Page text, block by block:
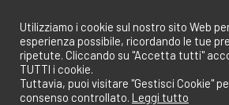
contenuto
Utilizziamo i cookie sul nostro sito Web
esperienza possibile, ricordando le tue
ripetute. Cliccando su "Accetta tutti"
TUTTI i cookie.
Tuttavia, puoi visitare "Gestisci Cookie"
consenso controllato. Leggi tutto